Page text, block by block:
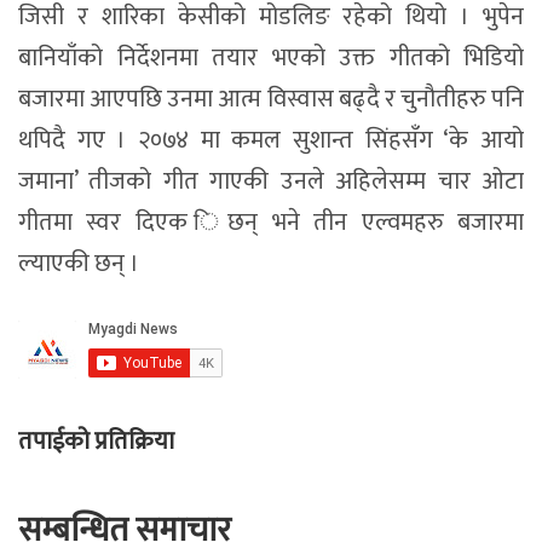
जिसी र शारिका केसीको मोडलिङ रहेको थियो । भुपेन
बानियाँको निर्देशनमा तयार भएको उक्त गीतको भिडियो
बजारमा आएपछि उनमा आत्म विस्वास बढ्दै र चुनौतीहरु पनि
थपिदै गए । २०७४ मा कमल सुशान्त सिंहसँग ‘के आयो
जमाना’ तीजको गीत गाएकी उनले अहिलेसम्म चार ओटा
गीतमा स्वर दिएक िछन् भने तीन एल्वमहरु बजारमा
ल्याएकी छन् ।
तपाईको प्रतिक्रिया
सम्बन्धित समाचार